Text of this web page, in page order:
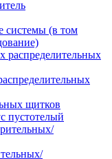
системы (в том
щитков
пустотелый